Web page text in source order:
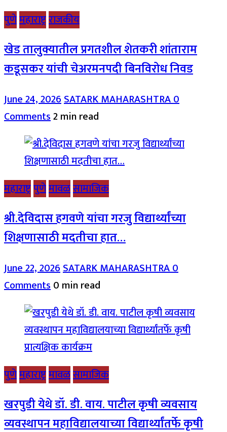
पुणेमहाराष्ट्रराजकीय
खेड तालुक्यातील प्रगतशील शेतकरी शांताराम
कडूसकर यांची चेअरमनपदी बिनविरोध निवड
June 24, 2026SATARK MAHARASHTRA0
Comments2 min read
महाराष्ट्रपुणेमावळसामाजिक
श्री.देविदास हगवणे यांचा गरजु विद्यार्थ्यांच्या
शिक्षणासाठी मदतीचा हात…
June 22, 2026SATARK MAHARASHTRA0
Comments0 min read
पुणेमहाराष्ट्रमावळसामाजिक
खरपुडी येथे डॉ. डी. वाय. पाटील कृषी व्यवसाय
व्यवस्थापन महाविद्यालयाच्या विद्यार्थ्यांतर्फे कृषी